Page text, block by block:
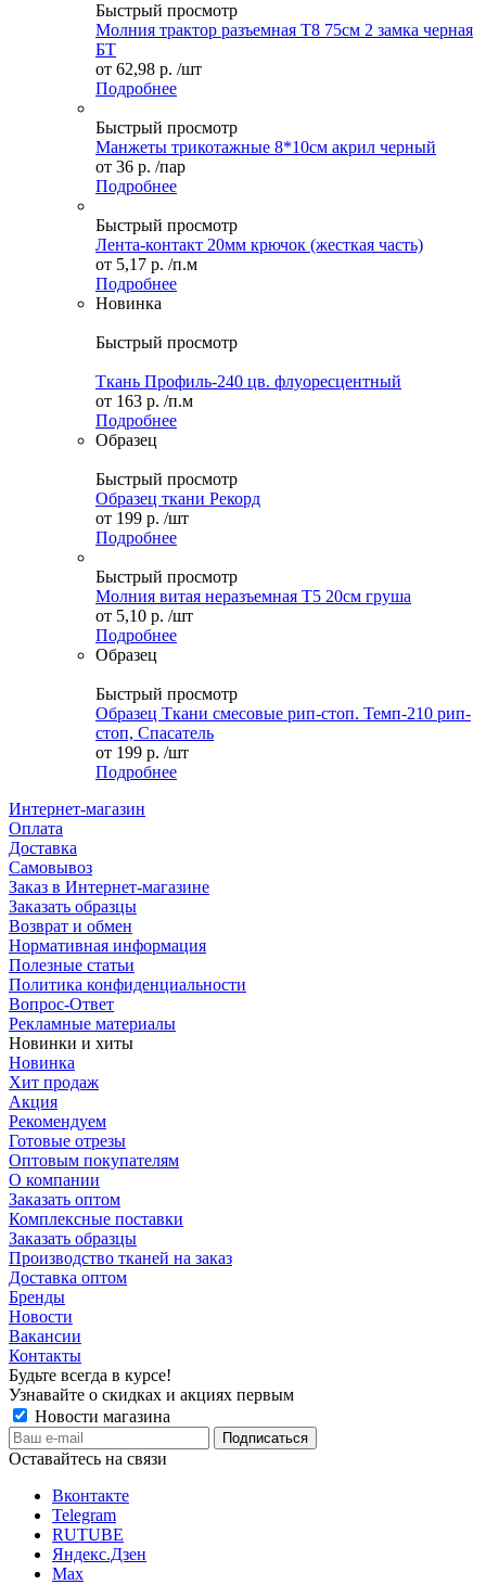
Быстрый просмотр
Молния трактор разъемная Т8 75см 2 замка черная
БТ
от 62,98 р. /шт
Подробнее
Быстрый просмотр
Манжеты трикотажные 8*10см акрил черный
от 36 р. /пар
Подробнее
Быстрый просмотр
Лента-контакт 20мм крючок (жесткая часть)
от 5,17 р. /п.м
Подробнее
Новинка
Быстрый просмотр
Ткань Профиль-240 цв. флуоресцентный
от 163 р. /п.м
Подробнее
Образец
Быстрый просмотр
Образец ткани Рекорд
от 199 р. /шт
Подробнее
Быстрый просмотр
Молния витая неразъемная Т5 20см груша
от 5,10 р. /шт
Подробнее
Образец
Быстрый просмотр
Образец Ткани смесовые рип-стоп. Темп-210 рип-
стоп, Спасатель
от 199 р. /шт
Подробнее
Интернет-магазин
Оплата
Доставка
Самовывоз
Заказ в Интернет-магазине
Заказать образцы
Возврат и обмен
Нормативная информация
Полезные статьи
Политика конфиденциальности
Вопрос-Ответ
Рекламные материалы
Новинки и хиты
Новинка
Хит продаж
Акция
Рекомендуем
Готовые отрезы
Оптовым покупателям
О компании
Заказать оптом
Комплексные поставки
Заказать образцы
Производство тканей на заказ
Доставка оптом
Бренды
Новости
Вакансии
Контакты
Будьте всегда в курсе!
Узнавайте о скидках и акциях первым
Новости магазина
Оставайтесь на связи
Вконтакте
Telegram
RUTUBE
Яндекс.Дзен
Max